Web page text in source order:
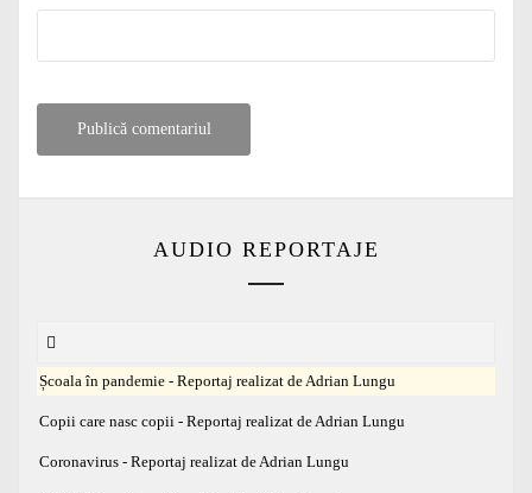
AUDIO REPORTAJE
Școala în pandemie - Reportaj realizat de Adrian Lungu
Copii care nasc copii - Reportaj realizat de Adrian Lungu
Coronavirus - Reportaj realizat de Adrian Lungu